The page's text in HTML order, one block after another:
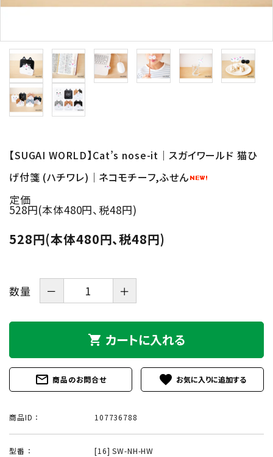
コンテンツ
INFORMATION
ようこそ 会員名 様
meeting_room ログイン person 新規会員登録
【SUGAI WORLD】Cat’s nose-it｜スガイワールド 猫ひ
げ付箋 (ハチワレ)｜ネコモチーフ,ふせん
定価
528円(本体480円、税48円)
528円(本体480円、税48円)
数量 － ＋
shopping_cart カートに入れる
mail_outline 商品のお問合せ favorite
商品ID ： 107736788
型番 ： [16] SW-NH-HW